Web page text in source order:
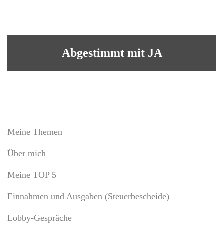
Abgestimmt mit JA
Meine Themen
Über mich
Meine TOP 5
Einnahmen und Ausgaben (Steuerbescheide)
Lobby-Gespräche